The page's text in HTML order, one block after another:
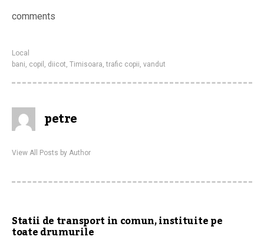
comments
Local
bani, copil , diicot, Timisoara,trafic copii, vandut
petre
View All Posts by Author
Statii de transport in comun, instituite pe
toate drumurile